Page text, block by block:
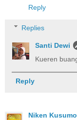
Reply
Replies
Santi Dewi
Kueren
Reply
Niken